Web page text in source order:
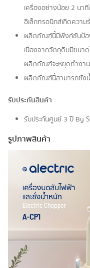
เครื่องอย่างน้อย 2 นา
อิเล็กทรอนิกส์เกิดความ
ผลิตภัณฑ์นี้มีฟังก์ชันป้อ
เนื่องจากวัตถุดิบมีขนา
ผลิตภัณฑ์จะหยุดทำงาน
ผลิตภัณฑ์นี้สามารถชั่งน้
รับประกันสินค้า
รับประกันศูนย์ 3 ปี By
รูปภาพสินค้า